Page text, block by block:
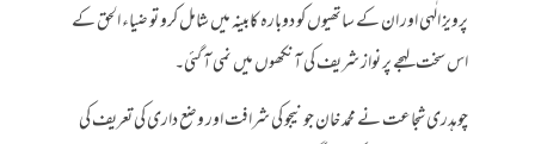
پرویز الٰہی اور ان کے ساتھیوں کو دوبارہ کابینہ میں شامل کرو تو ضیاء الحق کے
اس سخت لہجے پر نواز شریف کی آنکھوں میں نمی آ گئی۔
چوہدری شجاعت نے محمد خان جونیجو کی شرافت اور وضع داری کی تعریف کی